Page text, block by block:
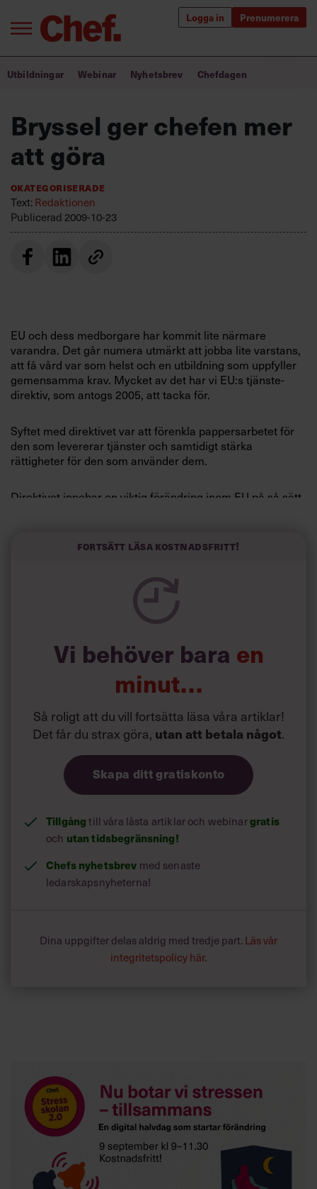
Logga in Prenumerera
Annonsera
Villkor och policy för
personuppgiftsbehandling
Sök
efter:
Bra ledare förändrar världen
Utbildning för ledare
Chefakademin+
Populära utbildningar
Utbildningar Webinar Nyhetsbrev Chefdagen
Bryssel ger chefen mer
att göra
Okategoriserade
Text:Redaktionen
Publicerad 2009-10-23
EU och dess medborgare har kommit lite närmare
varandra. Det går numera utmärkt att jobba lite varstans,
att få vård var som helst och en utbildning som uppfyller
gemensamma krav. Mycket av det har vi EU:s tjänste­
direktiv, som antogs 2005, att tacka för.
Syftet med direktivet var att förenkla pappersarbetet för
den som levererar tjänster och samtidigt stärka
rättigheter för den som använder dem.
Direktivet innebar en viktig förändring inom EU på så sätt
födde debatten om de polska rörmokarna. Göran Persson
i sin tur myntade begreppet »social turism«.
Fyra år senare visar det sig, enligt en kartläggning från
EU-kommissionen, att det inte har blivit någon
massinvasion av arbetskrafts­invandring. Däremot har
För har det blivit lite lättare att vara medborgare i EU, så
har det nämligen blivit desto mer krävande att vara chef
inom offentlig förvaltning. Minsta formulering i Bryssel
innebär att en kommunal chef får mer på sitt bord. För det
är ju där, hos cheferna i den offentliga förvaltningen, som
EU:s bestämmelser förväntas bli verklighet.
Ta till exempel patientdirektivet som reglerar hur
medborgare kan söka vård i ett annat EU-land. Vi ska
kunna vända oss till vilket land som helst och förvänta oss
oss förstådda på vårt eget språk.
Fortsätt läsa kostnadsfritt!
Vi behöver bara en
minut…
Så roligt att du vill fortsätta läsa våra artiklar!
Det får du strax göra, utan att betala något.
Skapa ditt gratiskonto
Tillgångtill våra låsta artiklar och webinargratis
och utan tidsbegränsning!
Chefs nyhetsbrev med senaste
ledarskapsnyheterna!
Dina uppgifter delas aldrig med tredje part. Läs vår
integritetspolicy här.